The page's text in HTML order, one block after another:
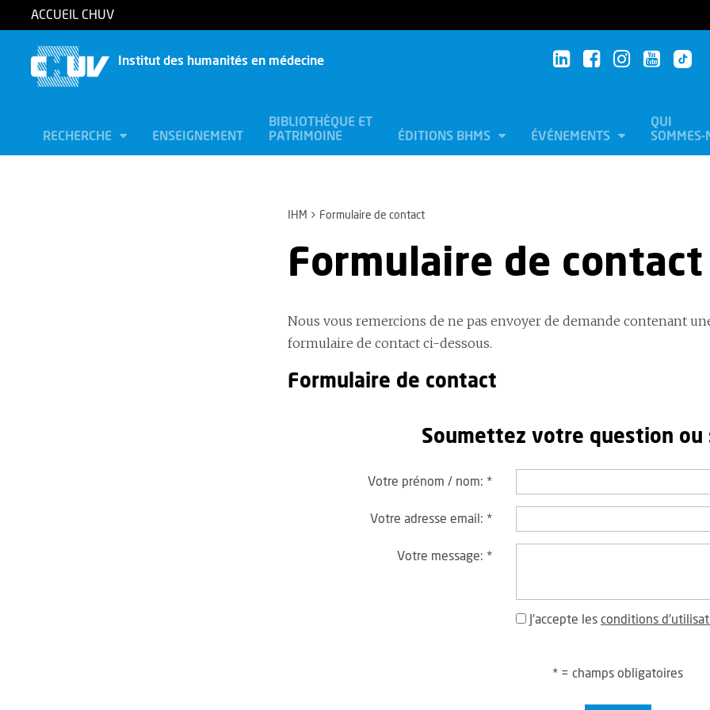
ACCUEIL CHUV
Institut des humanités en médecine
RECHERCHE ENSEIGNEMENT
BIBLIOTHÈQUE ET
PATRIMOINE
ÉDITIONS BHMS ÉVÉNEMENTS
QUI
SOMMES-
IHM Formulaire de contact
Formulaire de contact
Nous vous remercions de ne pas envoyer de demande contenant
formulaire de contact ci-dessous.
Formulaire de contact
Soumettez votre question ou
Votre prénom / nom: *
Votre adresse email: *
Votre message: *
J'accepte les conditions
* = champs obligatoires